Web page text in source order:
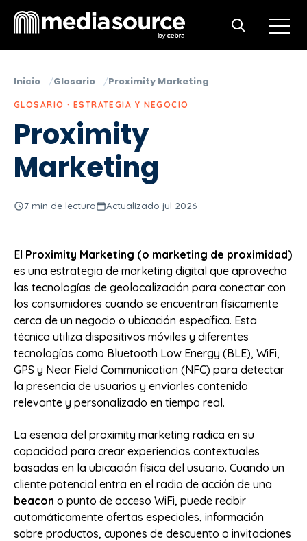
Open
Open search
Inicio Glosario Proximity Marketing
GLOSARIO · ESTRATEGIA Y NEGOCIO
Proximity
Marketing
7 min de lectura Actualizado jul 2026
El Proximity Marketing (o marketing de proximidad)
es una estrategia de marketing digital que aprovecha
las tecnologías de geolocalización para conectar con
los consumidores cuando se encuentran físicamente
cerca de un negocio o ubicación específica. Esta
técnica utiliza dispositivos móviles y diferentes
tecnologías como Bluetooth Low Energy (BLE), WiFi,
GPS y Near Field Communication (NFC) para detectar
la presencia de usuarios y enviarles contenido
relevante y personalizado en tiempo real.
La esencia del proximity marketing radica en su
capacidad para crear experiencias contextuales
basadas en la ubicación física del usuario. Cuando un
cliente potencial entra en el radio de acción de una
beacon o punto de acceso WiFi, puede recibir
automáticamente ofertas especiales, información
sobre productos, cupones de descuento o invitaciones